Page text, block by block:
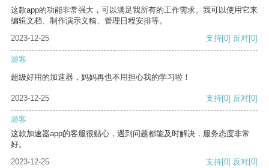
这款app的功能非常强大，可以满足我所有的工作需求。我可以使用它来
编辑文档、制作演示文稿、管理日程安排等。
2023-12-25
支持[0] 反对[0]
游客
超级好用的加速器，妈妈再也不用担心我的学习啦！
2023-12-25 支持[0] 反对[0]
游客
这款加速器app的客服很贴心，遇到问题都能及时解决，服务态度非常
好。
2023-12-25
支持[0] 反对[0]